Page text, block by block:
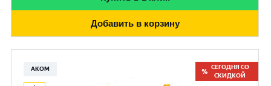
Добавить в корзину
АКОМ
СЕГОДНЯ СО
СКИДКОЙ